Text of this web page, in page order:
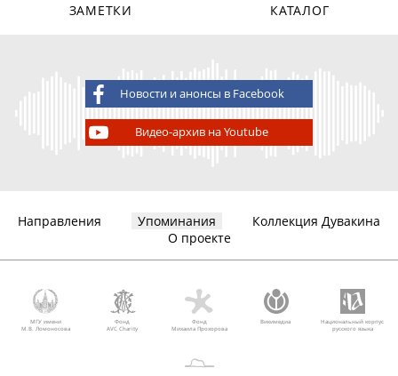
ЗАМЕТКИ
КАТАЛОГ
Новости и анонсы в Facebook
Видео-архив на Youtube
Направления Упоминания
Коллекция Дувакина
О проекте
МГУ имени
М.В. Ломоносова
Фонд
AVC Charity
Фонд
Михаила Прохорова
Викимедиа
Национальный корпус
русского языка